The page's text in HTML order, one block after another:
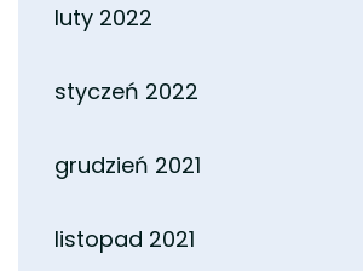
luty 2022
styczeń 2022
grudzień 2021
listopad 2021